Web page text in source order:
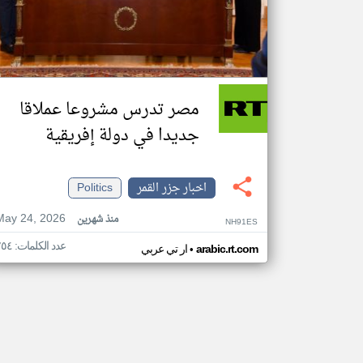
مصر تدرس مشروعا عملاقا
جديدا في دولة إفريقية
اخبار جزر القمر
Politics
24, 2026
منذ شهرين NH91ES
ار تي عربي• arabic.rt.com عدد الكلمات: ٢٥٤